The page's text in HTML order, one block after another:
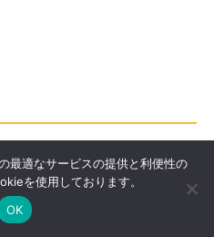
する職場環境の整備
ですが、
最適なサービスの提供と利便性の
を使用しております。
OK